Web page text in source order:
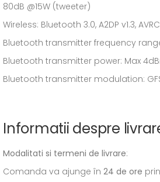
80dB @15W (tweeter)
Wireless: Bluetooth 3.0, A2DP v1.3,
Bluetooth transmitter frequency
Bluetooth transmitter power: Max
Bluetooth transmitter modulation:
Informatii despre
Modalitati si termeni de livrare:
Comanda va ajunge în 24 de ore